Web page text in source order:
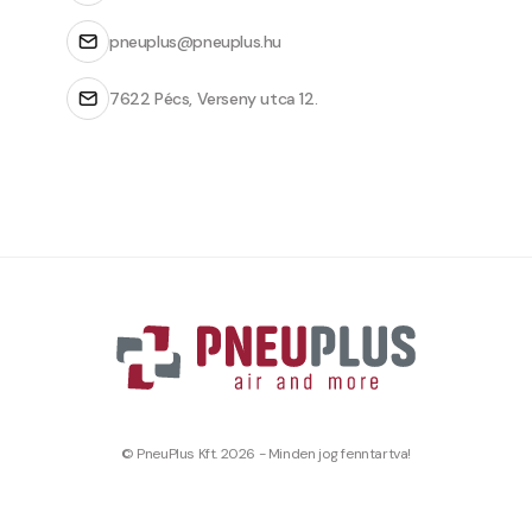
pneuplus@pneuplus.hu
7622 Pécs, Verseny utca 12.
© PneuPlus Kft. 2026 - Minden jog fenntartva!